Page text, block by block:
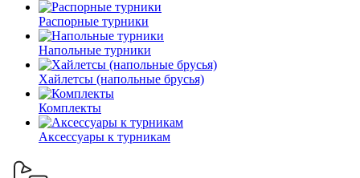
Распорные турники
Напольные турники
Хайлетсы (напольные брусья)
Комплекты
Аксессуары к турникам